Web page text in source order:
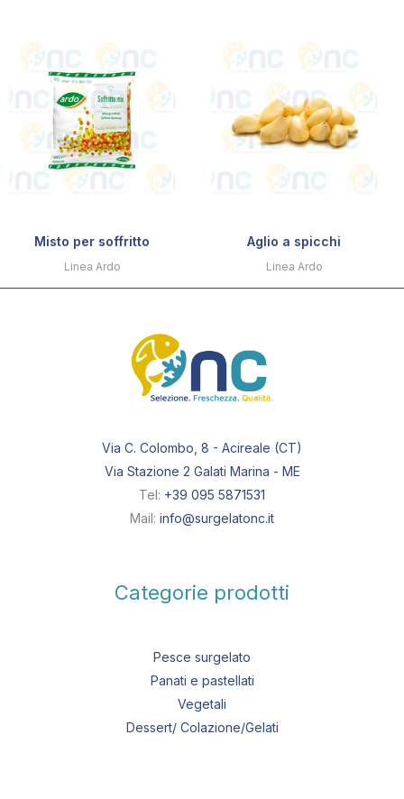
Misto per soffritto
Linea Ardo
Aglio a spicchi
Linea Ardo
Via C. Colombo, 8 - Acireale (CT)
Via Stazione 2 Galati Marina - ME
Tel: +39 095 5871531
Mail: info@surgelatonc.it
Categorie prodotti
Pesce surgelato
Panati e pastellati
Vegetali
Dessert/ Colazione/Gelati